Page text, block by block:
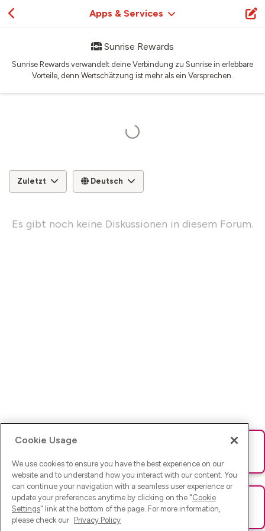
Sunrise Rewards
Sunrise Rewards verwandelt deine Verbindung zu Sunrise in erlebbare
Vorteile, denn Wertschätzung ist mehr als ein Versprechen.
Apps & Services
Zuletzt Deutsch
Es gibt noch keine Diskussionen in diesem Forum.
Ups! Da ist was schief gelaufen. Bitte lade die Seite neu oder
Ups! Da ist was schief gelaufen. Bitte lade die Seite neu oder
versuche es erneut.
Cookie Usage
We use cookies to ensure you have the best experience on our
website and to understand how you interact with our content. You
can continue your navigation with a seamless user experience or
update your preferences anytime by clicking on the "Cookie
Settings" link at the bottom of the page. For more information,
please check our Privacy Policy